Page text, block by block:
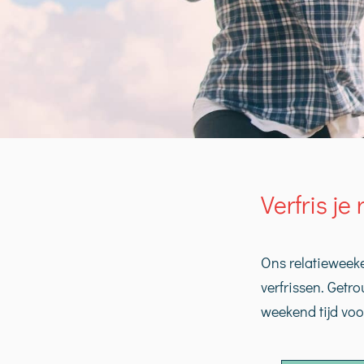
Verfris je
Ons
verfrissen.
weekend tijd